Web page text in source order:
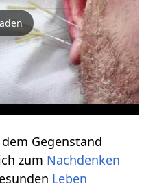
Gegenstand
zum Nachdenken
Leben